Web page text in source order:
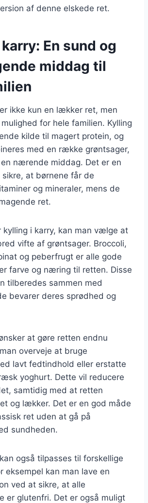
af denne elskede ret.
En sund og
middag til
ikke kun en lækker ret, men
for hele familien. Kylling
kilde til magert protein, og
med en række grøntsager,
nærende middag. Det er en
at børnene får de
og mineraler, mens de
ret.
kylling i karry, kan man vælge at
vifte af grøntsager. Broccoli,
og peberfrugt er alle gode
farve og næring til retten. Disse
tilberedes sammen med
bevarer deres sprødhed og
at gøre retten endnu
overveje at bruge
lavt fedtindhold eller erstatte
yoghurt. Dette vil reducere
samtidig med at retten
og lækker. Det er en god måde
ret uden at gå på
sundheden.
også tilpasses til forskellige
eksempel kan man lave en
ved at sikre, at alle
er glutenfri. Det er også muligt